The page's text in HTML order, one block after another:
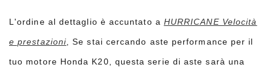
L'ordine al dettaglio è accuntato a HURRICANE Velocità
e prestazioni, Se stai cercando aste performance per il
tuo motore Honda K20, questa serie di aste sarà una